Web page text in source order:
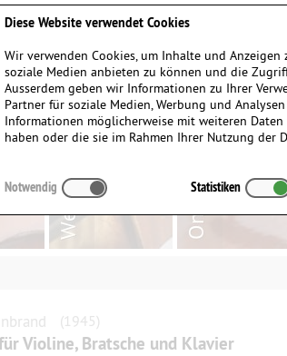
(1945)
Violine, Bratsche und Klavier
Diese Website verwendet Cookies
Wir verwenden Cookies, um Inhalte und
soziale Medien anbieten zu können und die
Ausserdem geben wir Informationen zu Ihrer
Partner für soziale Medien, Werbung und
Informationen möglicherweise mit weiteren
haben oder die sie im Rahmen Ihrer Nutzung der
Notwendig Statistiken